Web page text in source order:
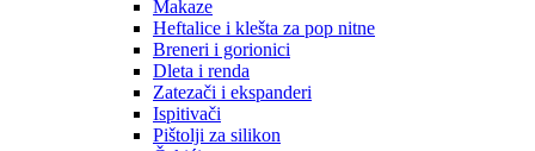
Makaze
Heftalice i klešta za pop nitne
Breneri i gorionici
Dleta i renda
Zatezači i ekspanderi
Ispitivači
Pištolji za silikon